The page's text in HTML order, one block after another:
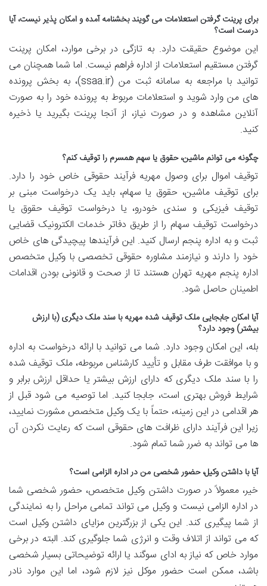
برای پرینت گرفتن استعلامات می گویند بخشنامه آمده و امکان پذیر نیست، آیا
درست است؟
این موضوع حقیقت دارد. به تازگی در برخی موارد، امکان پرینت
گرفتن مستقیم استعلامات از اداره فراهم نیست. اما شما همچنان می
توانید با مراجعه به سامانه ثبت من (ssaa.ir)، به بخش پرونده
های من وارد شوید و استعلامات مربوط به پرونده خود را به صورت
آنلاین مشاهده و در صورت نیاز، از آنجا پرینت بگیرید یا ذخیره
کنید.
چگونه می توانم ماشین، حقوق یا سهم همسرم را توقیف کنم؟
توقیف اموال برای وصول مهریه فرآیند حقوقی خاص خود را دارد.
برای توقیف ماشین، حقوق یا سهام، باید یک درخواست مبنی بر
توقیف فیزیکی و سندی خودرو، یا درخواست توقیف حقوق یا
درخواست توقیف سهام را از طریق دفاتر خدمات الکترونیک قضایی
ثبت و به اداره پنجم ارسال کنید. این فرآیندها پیچیدگی های خاص
خود را دارند و نیازمند مشاوره حقوقی تخصصی با وکیل متخصص
اداره پنجم مهریه تهران هستند تا از صحت و قانونی بودن اقدامات
اطمینان حاصل شود.
آیا امکان جابجایی ملک توقیف شده مهریه با سند ملک دیگری (با ارزش
بیشتر) وجود دارد؟
بله، این امکان وجود دارد. شما می توانید با ارائه درخواست به اداره
و با موافقت طرف مقابل و تأیید کارشناس مربوطه، ملک توقیف شده
را با سند ملک دیگری که دارای ارزش بیشتر یا حداقل ارزش برابر و
شرایط فروش بهتری است، جابجا کنید. اما توصیه می شود قبل از
هر اقدامی در این زمینه، حتماً با یک وکیل متخصص مشورت نمایید،
زیرا این فرآیند دارای ظرافت های حقوقی است که رعایت نکردن آن
ها می تواند به ضرر شما تمام شود.
آیا با داشتن وکیل، حضور شخصی من در اداره الزامی است؟
خیر، معمولاً در صورت داشتن وکیل متخصص، حضور شخصی شما
در اداره الزامی نیست و وکیل می تواند تمامی مراحل را به نمایندگی
از شما پیگیری کند. این یکی از بزرگترین مزایای داشتن وکیل است
که می تواند از اتلاف وقت و انرژی شما جلوگیری کند. البته در برخی
موارد خاص که نیاز به ادای سوگند یا ارائه توضیحاتی بسیار شخصی
باشد، ممکن است حضور موکل نیز لازم شود، اما این موارد نادر